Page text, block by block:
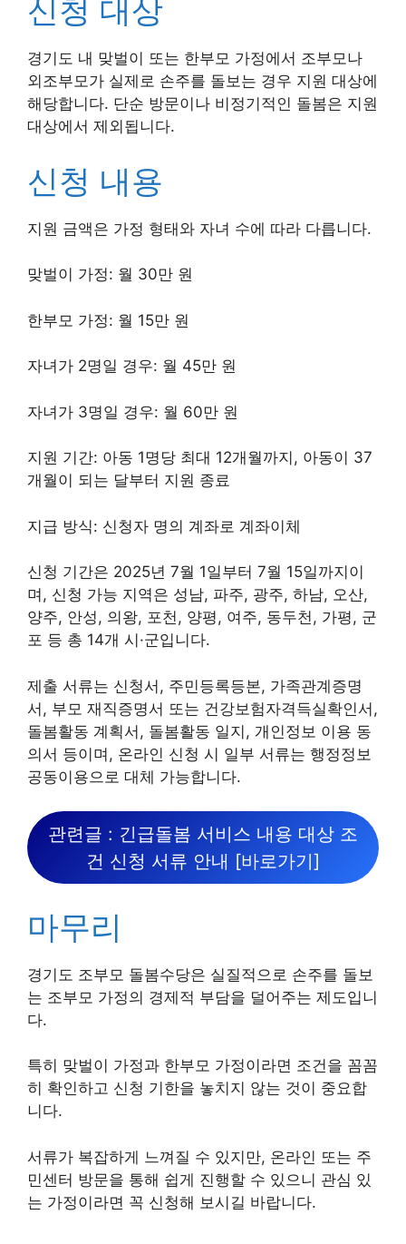
신청 대상
경기도 내 맞벌이 또는 한부모 가정에서 조부모나
외조부모가 실제로 손주를 돌보는 경우 지원 대상에
해당합니다. 단순 방문이나 비정기적인 돌봄은 지원
대상에서 제외됩니다.
신청 내용
지원 금액은 가정 형태와 자녀 수에 따라 다릅니다.
맞벌이 가정: 월 30만 원
한부모 가정: 월 15만 원
자녀가 2명일 경우: 월 45만 원
자녀가 3명일 경우: 월 60만 원
지원 기간: 아동 1명당 최대 12개월까지, 아동이 37
개월이 되는 달부터 지원 종료
지급 방식: 신청자 명의 계좌로 계좌이체
신청 기간은 2025년 7월 1일부터 7월 15일까지이
며, 신청 가능 지역은 성남, 파주, 광주, 하남, 오산,
양주, 안성, 의왕, 포천, 양평, 여주, 동두천, 가평, 군
포 등 총 14개 시·군입니다.
제출 서류는 신청서, 주민등록등본, 가족관계증명
서, 부모 재직증명서 또는 건강보험자격득실확인서,
돌봄활동 계획서, 돌봄활동 일지, 개인정보 이용 동
의서 등이며, 온라인 신청 시 일부 서류는 행정정보
공동이용으로 대체 가능합니다.
관련글 : 긴급돌봄 서비스 내용 대상 조
건 신청 서류 안내 [바로가기]
마무리
경기도 조부모 돌봄수당은 실질적으로 손주를 돌보
는 조부모 가정의 경제적 부담을 덜어주는 제도입니
다.
특히 맞벌이 가정과 한부모 가정이라면 조건을 꼼꼼
히 확인하고 신청 기한을 놓치지 않는 것이 중요합
니다.
서류가 복잡하게 느껴질 수 있지만, 온라인 또는 주
민센터 방문을 통해 쉽게 진행할 수 있으니 관심 있
는 가정이라면 꼭 신청해 보시길 바랍니다.